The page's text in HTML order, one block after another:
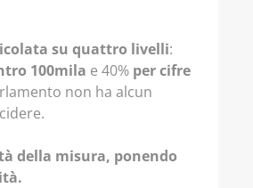
su quattro livelli:
100mila e 40% per cifre
non ha alcun
della misura, ponendo